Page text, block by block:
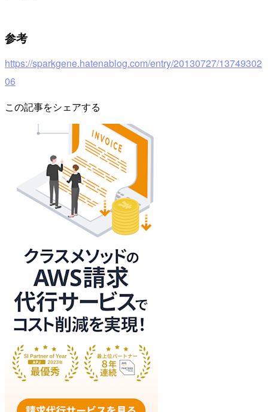
参考
https://sparkgene.hatenablog.com/entry/20130727/13749302
06
この記事をシェアする